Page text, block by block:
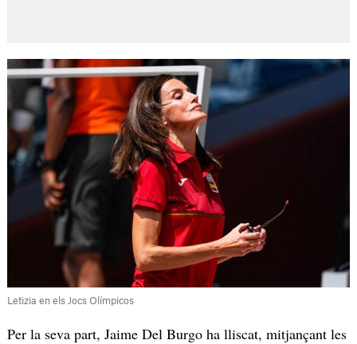
Letizia en els Jocs Olímpicos
Per la seva part, Jaime Del Burgo ha lliscat, mitjançant les